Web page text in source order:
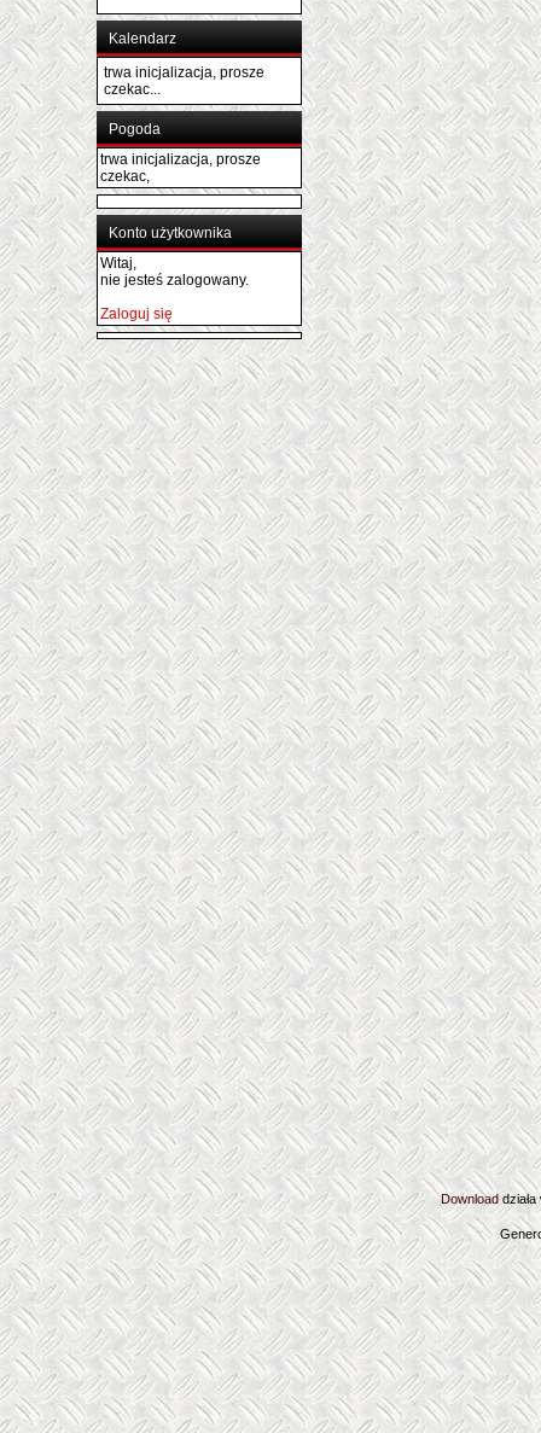
Kalendarz
trwa inicjalizacja, prosze
czekac...
Pogoda
trwa inicjalizacja, prosze
czekac,
Konto użytkownika
Witaj,
nie jesteś zalogowany.
Zaloguj się
Download